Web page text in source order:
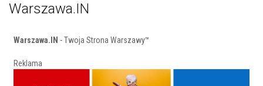
Warszawa.IN
Warszawa.IN - Twoja Strona Warszawy™
Reklama